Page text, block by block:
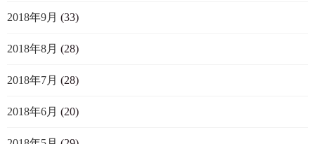
2018年9月 (33)
2018年8月 (28)
2018年7月 (28)
2018年6月 (20)